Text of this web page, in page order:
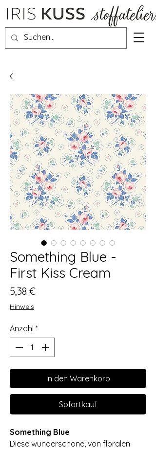
Something Blue -
First Kiss Cream
5,38 €Preis
Hinweis
Anzahl *
In den Warenkorb
Sofortkauf
Something Blue
Diese wunderschöne, von floralen